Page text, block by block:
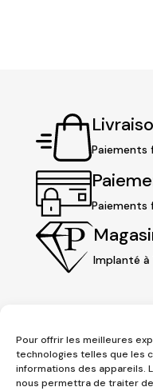
Pour offrir les meilleures
technologies telles que les
informations des appareils.
nous permettra de traiter
Paiements
Paiements
Implanté à